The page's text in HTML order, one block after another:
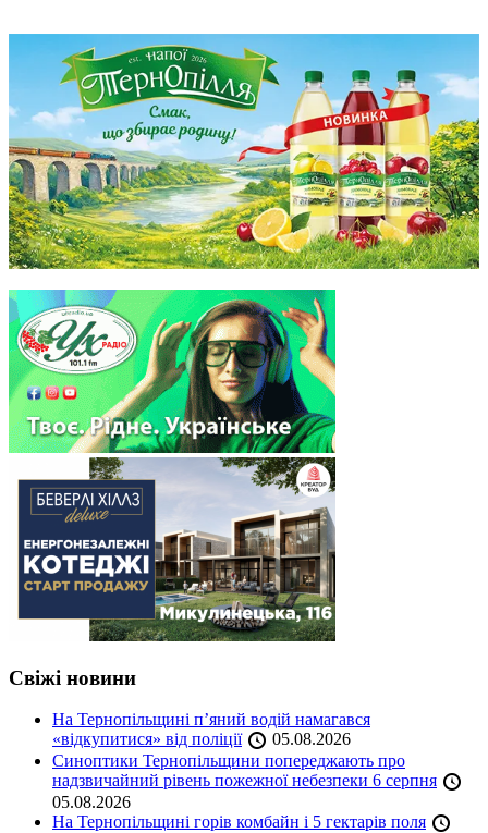
Свіжі новини
На Тернопільщині п’яний водій намагався
«відкупитися» від поліції
05.08.2026
Синоптики Тернопільщини попереджають про
надзвичайний рівень пожежної небезпеки 6 серпня
05.08.2026
На Тернопільщині горів комбайн і 5 гектарів поля